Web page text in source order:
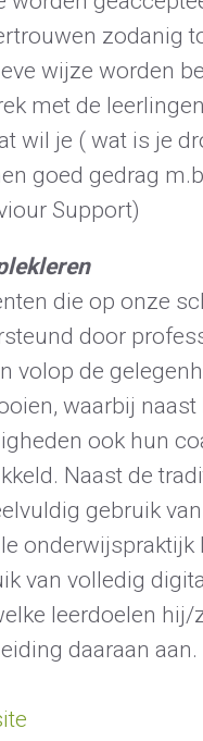
zodanig
wijze worden
met de
wil je ( wat is je
goed gedrag
Support)
die op onze
door
volop de
waarbij
ook hun
Naast de
gebruik
onderwijspraktijk
van volledig
leerdoelen
daaraan aan.